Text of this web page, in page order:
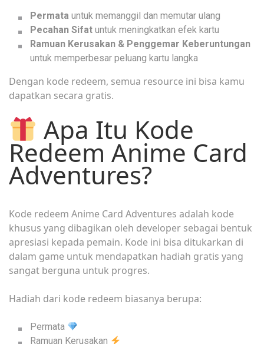
Permata untuk memanggil dan memutar ulang
Pecahan Sifat untuk meningkatkan efek kartu
Ramuan Kerusakan & Penggemar Keberuntungan
untuk memperbesar peluang kartu langka
Dengan kode redeem, semua resource ini bisa kamu
dapatkan secara gratis.
Apa Itu Kode
Redeem Anime Card
Adventures?
Kode redeem Anime Card Adventures adalah kode
khusus yang dibagikan oleh developer sebagai bentuk
apresiasi kepada pemain. Kode ini bisa ditukarkan di
dalam game untuk mendapatkan hadiah gratis yang
sangat berguna untuk progres.
Hadiah dari kode redeem biasanya berupa:
Permata
Ramuan Kerusakan